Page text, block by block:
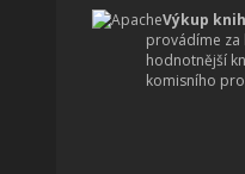
Výkup
provádíme za
hodnotnější
komisního